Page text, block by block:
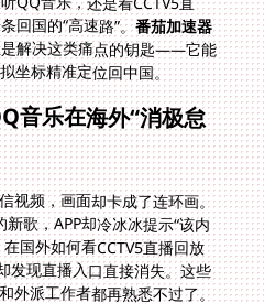
回国的“高速路”。番茄加速器
解决这类痛点的钥匙——它能
坐标精准定位回中国。
音乐在海外“消极怠
视频，画面却卡成了连环画。
歌，APP却冷冰冰提示“该内
在国外如何看CCTV5直播回放
发现直播入口直接消失。这些
外派工作者都再熟悉不过了。
”，而是基于网络IP的版权和
旦被识别为非中国大陆，视频
至网银都会竖起“此路不通”的